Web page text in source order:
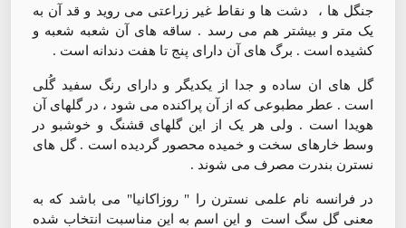
جنگل ها ، دشت ها و نقاط غیر زراعتی می روید و قد آن به
یک متر و بیشتر هم می رسد . ساقه های آن شعبه شعبه و
کشیده است . برگ های آن دارای پنج تا هفت دندانه است .
گل های ان ساده و جدا از یکدیگر و دارای رنگ سفید گُلی
است . عطر مطبوعی که از آن پراکنده می شود ، در گلهای آن
هویدا است . ولی هر یک از این گلهای قشنگ و خوشبو در
وسط خارهای سخت و خمیده محصور گردیده است . گل های
نسترن بندرت مصرف می شوند .
در فرانسه نام علمی نسترن را " روزاکانیا" می باشد که به
معنی گل سگ است و این اسم به این مناسبت انتخاب شده